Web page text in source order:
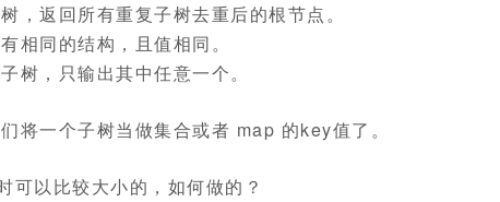
，返回所有重复子树去重后的根节点。
相同的结构，且值相同。
树，只输出其中任意一个。
将一个子树当做集合或者 map 的key值了。
可以比较大小的，如何做的？